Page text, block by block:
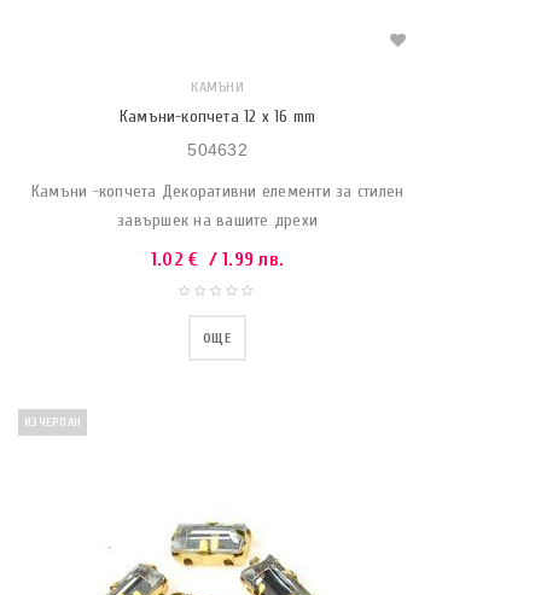
КАМЪНИ
Камъни-копчета 12 x 16 mm
504632
Камъни -копчета Декоративни елементи за стилен
завършек на вашите дрехи
1.02€ / 1.99 лв.
ОЩЕ
ИЗЧЕРПАН